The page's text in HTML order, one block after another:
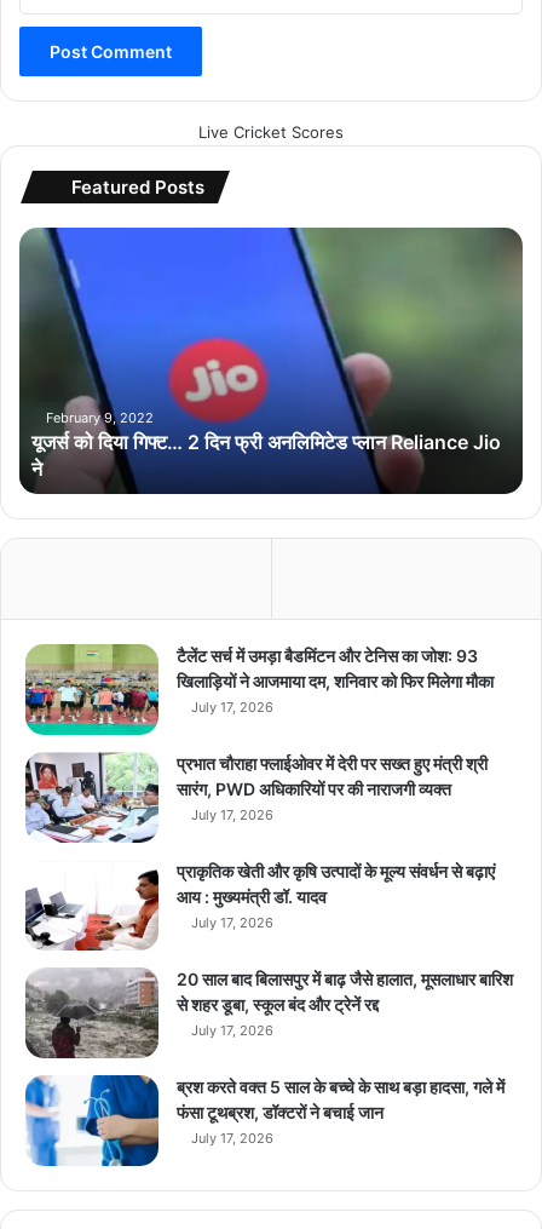
Live Cricket Scores
Featured Posts
यू
…
दि
न
लि
मि
टे
ड
प्ला
R
e
n
c
J
o
ने
February 9, 2022
यूजर्स को दिया गिफ्ट… 2 दिन फ्री अनलिमिटेड प्लान Reliance Jio
ने
टैलेंट सर्च में उमड़ा बैडमिंटन और टेनिस का जोश: 93
खिलाड़ियों ने आजमाया दम, शनिवार को फिर मिलेगा मौका
July 17, 2026
प्रभात चौराहा फ्लाईओवर में देरी पर सख्त हुए मंत्री श्री
सारंग, PWD अधिकारियों पर की नाराजगी व्यक्त
July 17, 2026
प्राकृतिक खेती और कृषि उत्पादों के मूल्य संवर्धन से बढ़ाएं
आय : मुख्यमंत्री डॉ. यादव
July 17, 2026
20 साल बाद बिलासपुर में बाढ़ जैसे हालात, मूसलाधार बारिश
से शहर डूबा, स्कूल बंद और ट्रेनें रद्द
July 17, 2026
ब्रश करते वक्त 5 साल के बच्चे के साथ बड़ा हादसा, गले में
फंसा टूथब्रश, डॉक्टरों ने बचाई जान
July 17, 2026